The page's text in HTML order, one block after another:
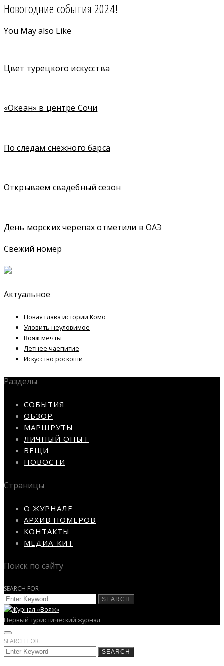
Новогодние события 2024!
You May also Like
Цвет турецкого искусства
«Океан» в центре Сочи
По следам снежного барса
Открываем свадебный сезон
День морских черепах отметили в ОАЭ
Свежий номер
Актуальное
Новая глава истории Комо
Уловить неуловимое
Вояж мечты
Летнее чаепитие
Искусство роскоши
Разделы
СОБЫТИЯ
ОБЗОР
МАРШРУТЫ
ЛИЧНЫЙ ОПЫТ
ВЕЩИ
НОВОСТИ
Страницы
О ЖУРНАЛЕ
АРХИВ НОМЕРОВ
КОНТАКТЫ
МЕДИА-КИТ
Поиск по сайту
SEARCH FOR:
SEARCH
Первый туристический журнал
SEARCH FOR:
SEARCH